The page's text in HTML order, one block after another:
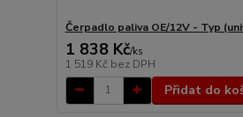
Čerpadlo paliva OE/12V - Typ
1 838 Kč/ks
1 519 Kč bez DPH
Přidat do